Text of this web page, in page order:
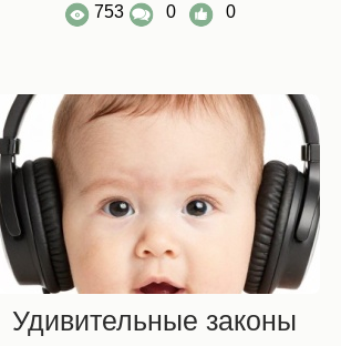
753 0 0
Удивительные законы